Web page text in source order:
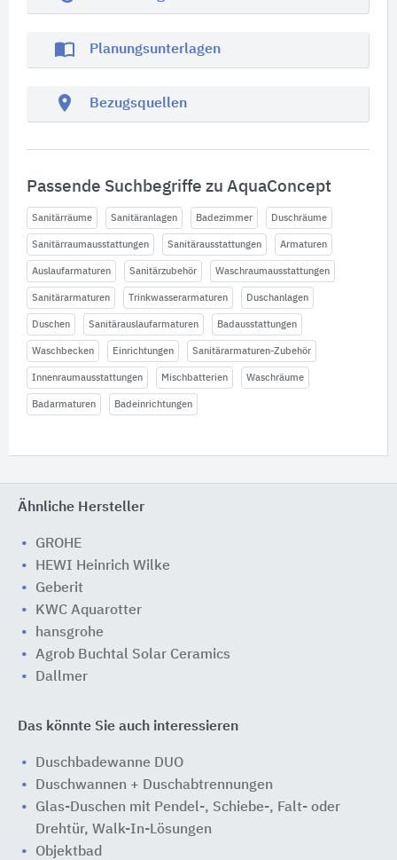
import_contacts Planungsunterlagen
location_on Bezugsquellen
Passende Suchbegriffe zu AquaConcept
Sanitärräume Sanitäranlagen Badezimmer Duschräume
Sanitärraumausstattungen Sanitärausstattungen Armaturen
Auslaufarmaturen Sanitärzubehör Waschraumausstattungen
Sanitärarmaturen Trinkwasserarmaturen Duschanlagen
Duschen Sanitärauslaufarmaturen Badausstattungen
Waschbecken Einrichtungen Sanitärarmaturen-Zubehör
Innenraumausstattungen Mischbatterien Waschräume
Badarmaturen Badeinrichtungen
Ähnliche Hersteller
GROHE
HEWI Heinrich Wilke
Geberit
KWC Aquarotter
hansgrohe
Agrob Buchtal Solar Ceramics
Dallmer
Das könnte Sie auch interessieren
Duschbadewanne DUO
Duschwannen + Duschabtrennungen
Glas-Duschen mit Pendel-, Schiebe-, Falt- oder
Drehtür, Walk-In-Lösungen
Objektbad